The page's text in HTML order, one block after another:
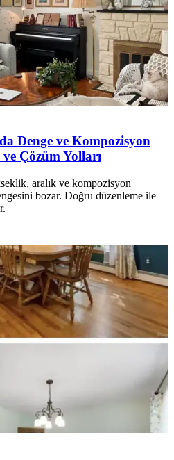
Denge ve Kompozisyon
Çözüm Yolları
aralık ve kompozisyon
bozar. Doğru düzenleme ile